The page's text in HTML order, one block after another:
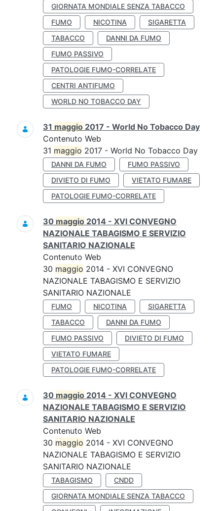
GIORNATA MONDIALE SENZA TABACCO
FUMO
NICOTINA
SIGARETTA
TABACCO
DANNI DA FUMO
FUMO PASSIVO
PATOLOGIE FUMO-CORRELATE
CENTRI ANTIFUMO
WORLD NO TOBACCO DAY
31 maggio 2017 - World No Tobacco Day
Contenuto Web
31 maggio 2017 - World No Tobacco Day
DANNI DA FUMO
FUMO PASSIVO
DIVIETO DI FUMO
VIETATO FUMARE
PATOLOGIE FUMO-CORRELATE
30 maggio 2014 - XVI CONVEGNO
NAZIONALE TABAGISMO E SERVIZIO
SANITARIO NAZIONALE
Contenuto Web
30 maggio 2014 - XVI CONVEGNO
NAZIONALE TABAGISMO E SERVIZIO
SANITARIO NAZIONALE
FUMO NICOTINA
SIGARETTA
TABACCO
DANNI DA FUMO
FUMO PASSIVO
DIVIETO DI FUMO
VIETATO FUMARE
PATOLOGIE FUMO-CORRELATE
30 maggio 2014 - XVI CONVEGNO
NAZIONALE TABAGISMO E SERVIZIO
SANITARIO NAZIONALE
Contenuto Web
30 maggio 2014 - XVI CONVEGNO
NAZIONALE TABAGISMO E SERVIZIO
SANITARIO NAZIONALE
TABAGISMO
CNDD
GIORNATA MONDIALE SENZA TABACCO